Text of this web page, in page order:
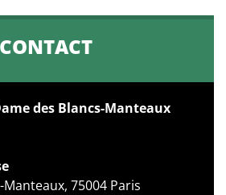
CONTACT
des Blancs-Manteaux
75004 Paris